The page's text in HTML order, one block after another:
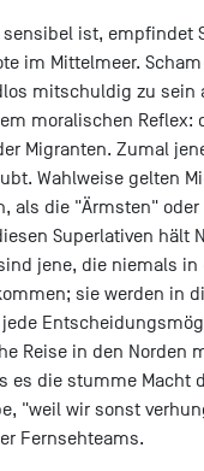
sensibel ist, empfindet
im Mittelmeer.
mitschuldig zu sein
moralischen Reflex:
Migranten. Zumal
Wahlweise gelten
als die "Ärmsten"
Superlativen hält
jene, die niemals in
sie werden in
Reise in den Norden
es die stumme Macht
"weil wir sonst
Fernsehteams.